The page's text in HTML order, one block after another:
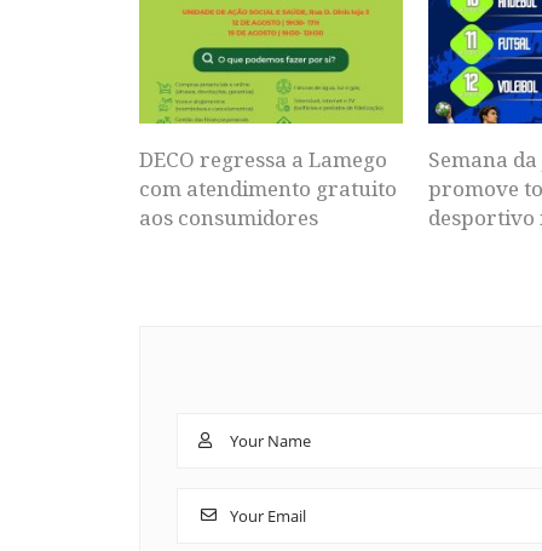
DECO regressa a Lamego
com atendimento gratuito
aos consumidores
Semana
promove